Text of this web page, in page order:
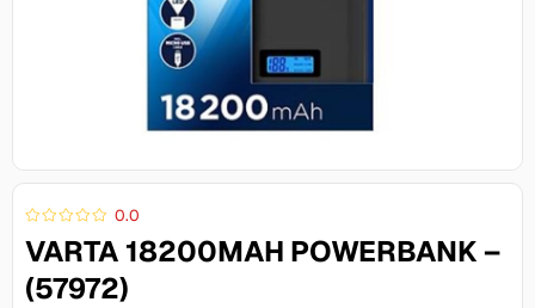
0.0
VARTA 18200MAH POWERBANK –
(57972)